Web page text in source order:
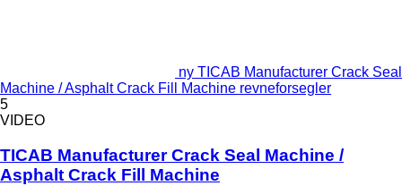
ny TICAB Manufacturer Crack Seal
Machine / Asphalt Crack Fill Machine revneforsegler
5
VIDEO
TICAB Manufacturer Crack Seal Machine /
Asphalt Crack Fill Machine